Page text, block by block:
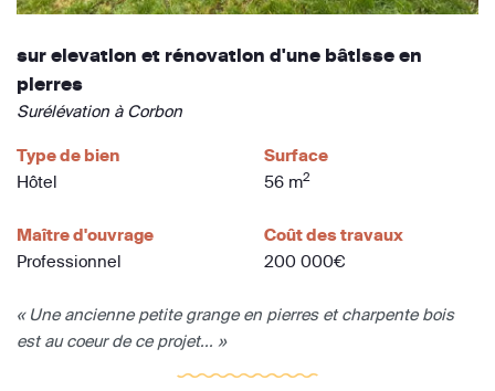
sur elevation et rénovation d'une bâtisse en
pierres
Surélévation à Corbon
Type de bien
Hôtel
Surface
56 m2
Maître d'ouvrage
Professionnel
Coût des travaux
200 000€
« Une ancienne petite grange en pierres et charpente bois
est au coeur de ce projet... »